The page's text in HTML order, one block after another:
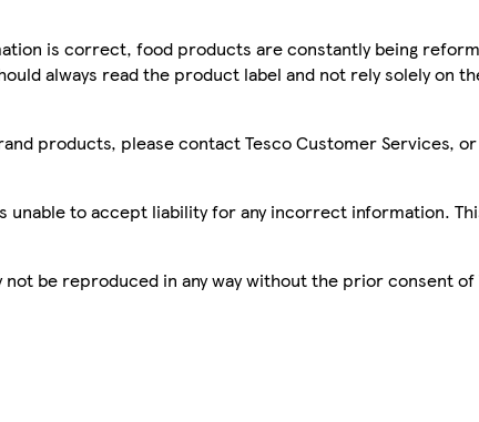
is correct, food products are constantly being
always read the product label and not rely solely on
products, please contact Tesco Customer Services,
to accept liability for any incorrect information.
be reproduced in any way without the prior consent